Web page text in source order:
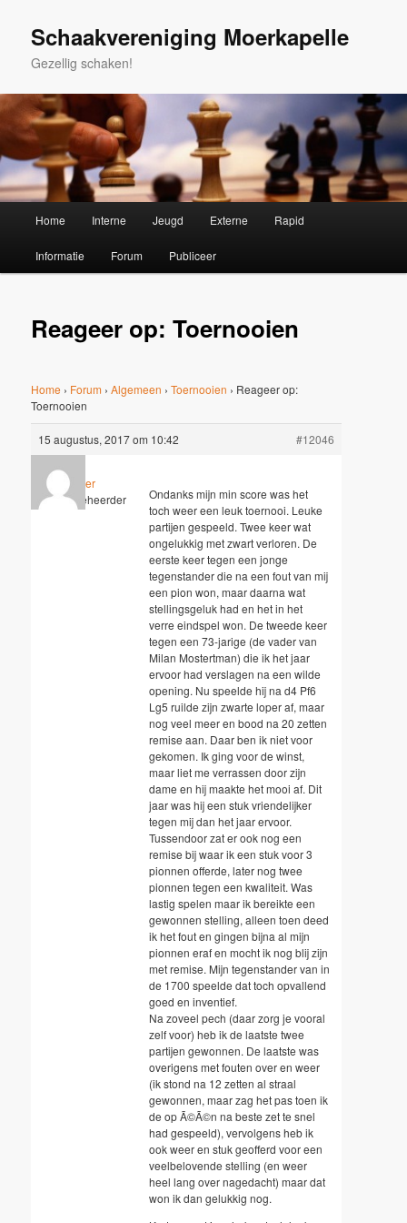
primaire
Schaakvereniging Moerkapelle
Gezellig schaken!
Home Interne Jeugd Externe Rapid
Informatie Forum Publiceer
Reageer op: Toernooien
Home › Forum › Algemeen › Toernooien › Reageer op:
Toernooien
15 augustus, 2017 om 10:42 #12046
Wouter
Sleutelbeheerder
Ondanks mijn min score was het
toch weer een leuk toernooi. Leuke
partijen gespeeld. Twee keer wat
ongelukkig met zwart verloren. De
eerste keer tegen een jonge
tegenstander die na een fout van mij
een pion won, maar daarna wat
stellingsgeluk had en het in het
verre eindspel won. De tweede keer
tegen een 73-jarige (de vader van
Milan Mostertman) die ik het jaar
ervoor had verslagen na een wilde
opening. Nu speelde hij na d4 Pf6
Lg5 ruilde zijn zwarte loper af, maar
nog veel meer en bood na 20 zetten
remise aan. Daar ben ik niet voor
gekomen. Ik ging voor de winst,
maar liet me verrassen door zijn
dame en hij maakte het mooi af. Dit
jaar was hij een stuk vriendelijker
tegen mij dan het jaar ervoor.
Tussendoor zat er ook nog een
remise bij waar ik een stuk voor 3
pionnen offerde, later nog twee
pionnen tegen een kwaliteit. Was
lastig spelen maar ik bereikte een
gewonnen stelling, alleen toen deed
ik het fout en gingen bijna al mijn
pionnen eraf en mocht ik nog blij zijn
met remise. Mijn tegenstander van in
de 1700 speelde dat toch opvallend
goed en inventief.
Na zoveel pech (daar zorg je vooral
zelf voor) heb ik de laatste twee
partijen gewonnen. De laatste was
overigens met fouten over en weer
(ik stond na 12 zetten al straal
gewonnen, maar zag het pas toen ik
de op Ã©Ã©n na beste zet te snel
had gespeeld), vervolgens heb ik
ook weer en stuk geofferd voor een
veelbelovende stelling (en weer
heel lang over nagedacht) maar dat
won ik dan gelukkig nog.